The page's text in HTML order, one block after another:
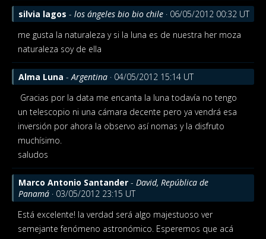
silvia lagos - los ángeles bio bio chile · 06/05/2012 00:32 UT
me gusta la naturaleza y si la luna es de nuestra her moza
naturaleza soy de ella
Alma Luna -Argentina · 04/05/2012 15:14 UT
Gracias por la data me encanta la luna todavía no tengo
un telescopio ni una cámara decente pero ya vendrá esa
inversión por ahora la observo así nomas y la disfruto
muchísimo.
saludos
Marco Antonio Santander - David, República de
Panamá · 03/05/2012 23:15 UT
Está excelente! la verdad será algo majestuoso ver
semejante fenómeno astronómico. Esperemos que acá